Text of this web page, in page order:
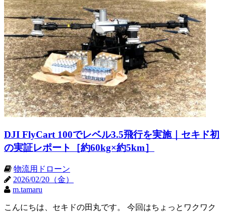
DJI FlyCart 100でレベル3.5飛行を実施｜セキド初
の実証レポート［約60kg×約5km］
物流用ドローン
2026/02/20（金）
m.tamaru
こんにちは、セキドの田丸です。 今回はちょっとワクワク